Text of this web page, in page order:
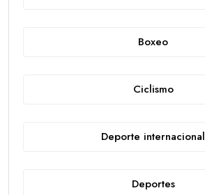
Boxeo
Ciclismo
Deporte internacional
Deportes